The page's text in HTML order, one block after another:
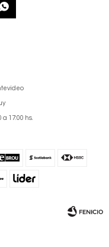
17:00 hs.
